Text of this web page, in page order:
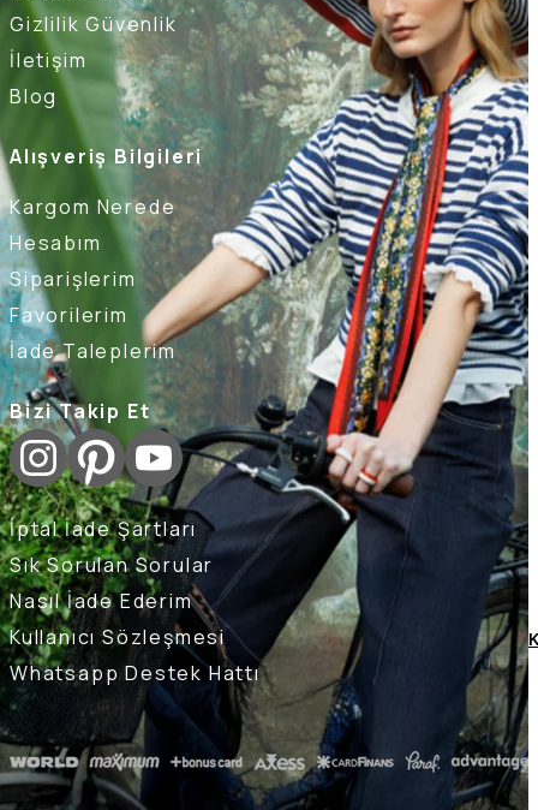
Gizlilik Güvenlik
İletişim
Blog
Alışveriş Bilgileri
Kargom Nerede
Hesabım
Siparişlerim
Favorilerim
İade Taleplerim
Bizi Takip Et
İptal İade Şartları
Sık Sorulan Sorular
Nasıl İade Ederim
Kullanıcı Sözleşmesi
Whatsapp Destek Hattı